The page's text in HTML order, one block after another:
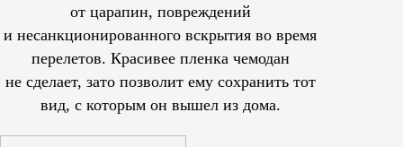
от царапин, повреждений
и несанкционированного вскрытия во время
перелетов. Красивее пленка чемодан
не сделает, зато позволит ему сохранить тот
вид, с которым он вышел из дома.